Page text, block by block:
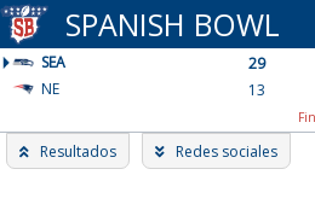
Skip
to
content
SPANISH BOWL
SEA
29
NE
13
Resultados Redes sociales